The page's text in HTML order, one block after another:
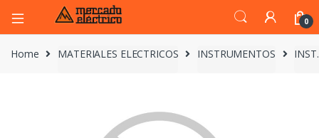
0
Home MATERIALES ELECTRICOS INSTRUMENTOS